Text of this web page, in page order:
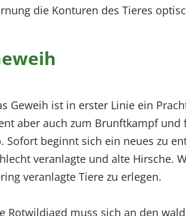
die Konturen des Tieres
Geweih ist in erster Linie ein
aber auch zum Brunftkampf und
Sofort beginnt sich ein neues zu
veranlagte und alte Hirsche.
veranlagte Tiere zu erlegen.
Rotwildjagd muss sich an den